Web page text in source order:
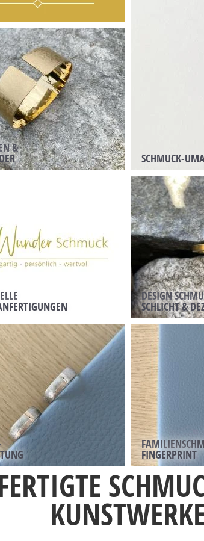
SCHMUCK-
&
DESIGN
SCHLICHT &
FINGERPRINT